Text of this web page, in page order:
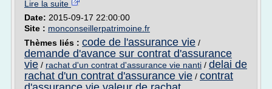
Lire la suite
Date: 2015-09-17 22:00:00
Site : monconseillerpatrimoine.fr
Thèmes liés : code de l'assurance vie /
demande d'avance sur contrat d'assurance
vie / rachat d'un contrat d'assurance vie nanti / delai de
rachat d'un contrat d'assurance vie / contrat